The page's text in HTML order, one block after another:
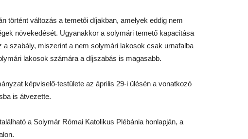
történt változás a temetői díjakban, amelyek eddig nem
növekedését. Ugyanakkor a solymári temető kapacitása
szabály, miszerint a nem solymári lakosok csak urnafalba
lakosok számára a díjszabás is magasabb.
képviselő-testülete az április 29-i ülésén a vonatkozó
is átvezette.
a Solymár Római Katolikus Plébánia honlapján, a